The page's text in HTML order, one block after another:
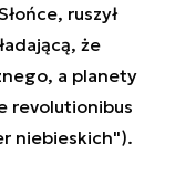
ruszył
że
a planety
revolutionibus
niebieskich").